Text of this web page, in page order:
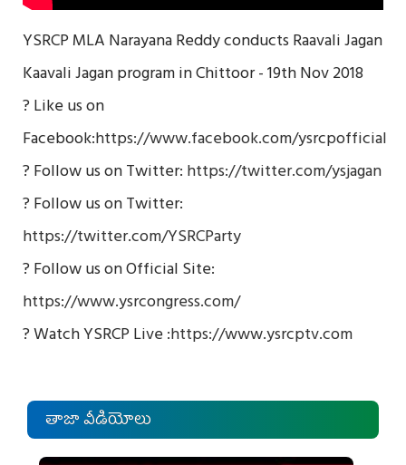
YSRCP MLA Narayana Reddy conducts Raavali Jagan
Kaavali Jagan program in Chittoor - 19th Nov 2018
? Like us on
Facebook:https://www.facebook.com/ysrcpofficial
? Follow us on Twitter:https://twitter.com/ysjagan
? Follow us on Twitter:
https://twitter.com/YSRCParty
? Follow us on Official Site:
https://www.ysrcongress.com/
? Watch YSRCP Live :https://www.ysrcptv.com
తాజా వీడియోలు